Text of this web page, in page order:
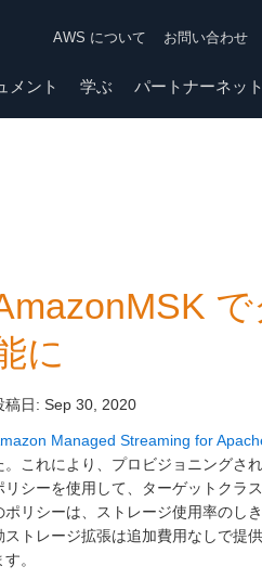
AWS について お問い合わせ
メント 学ぶ パートナーネッ
に
稿日: Sep 30, 2020
Managed Streaming for
。これにより、プロビジョニングさ
リシーを使用して、ターゲットクラ
ポリシーは、ストレージ使用率のし
ストレージ拡張は追加費用なしで提
す。